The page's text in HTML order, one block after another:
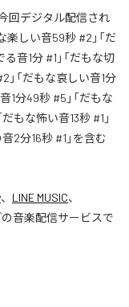
回デジタル配信され
楽しい音59秒 #2」「だ
音1分 #1」「だもな切
」「だもな哀しい音1分
1分49秒 #5」「だもな
もな怖い音13秒 #1」
2分16秒 #1」を含む
、 LINE MUSIC、
音楽配信サービスで